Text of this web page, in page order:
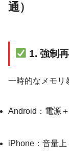
通）
1. 強制
一時的なメモリ
Android：電源
iPhone：音量